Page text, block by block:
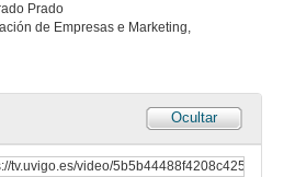
Prado
de Empresas e Marketing,
Ocultar
Preguntas
Os Enxeñeiros de Organización como emprendedores
Presentación
5 de out. de 2010